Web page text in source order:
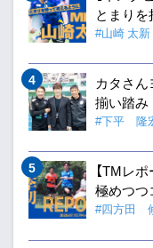
とまりを
#山崎 太新
カタさ
揃い踏み
#下平 隆
【TMレ
極めつつ
#四方田